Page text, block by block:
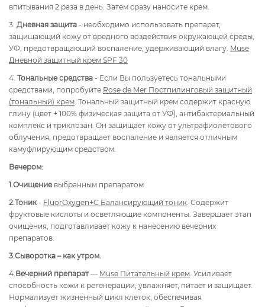
впитывания 2 раза в день. Затем сразу наносите крем.
3. Дневная защита - необходимо использовать препарат,
защищающий кожу от вредного воздействия окружающей среды,
УФ, предотвращающий воспаление, удерживающий влагу. Muse
Дневной защитный крем SPF 30
4. Тональные средства - Если Вы пользуетесь тональными
средствами, попробуйте Rose de Mer Постпилинговый защитный
(тональный) крем . Тональный защитный крем содержит красную
глину (цвет + 100% физическая защита от УФ), антибактериальный
комплекс и триклозан. Он защищает кожу от ультрафиолетового
облучения, предотвращает воспаление и является отличным
камуфлирующим средством.
Вечером:
1.Очищениевыбранным препаратом
2.Тоник - FluorOxygen+C Балансирующий тоник . Содержит
фруктовые кислоты и осветляющие компоненты. Завершает этап
очищения, подготавливает кожу к нанесению вечерних
препаратов.
3.Сыворотка – как утром.
4. Вечерний препарат — Muse Питательный крем . Усиливает
способность кожи к регенерации, увлажняет, питает и защищает.
Нормализует жизненный цикл клеток, обеспечивая